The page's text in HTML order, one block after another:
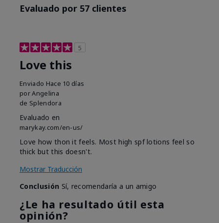
Evaluado por 57 clientes
5
Love this
Enviado Hace 10 días
porAngelina
de Splendora
Evaluado en
marykay.com/en-us/
Love how thon it feels. Most high spf lotions feel so
thick but this doesn't.
Mostrar Traducción
Conclusión Sí, recomendaría a un amigo
¿Le ha resultado útil esta
opinión?